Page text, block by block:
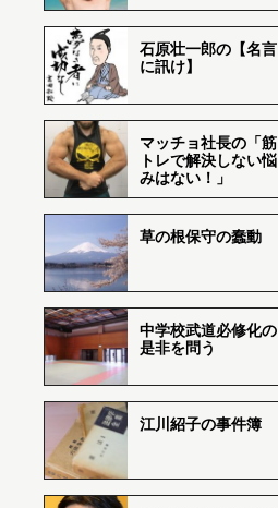
石原壮一郎の【名言
に訊け】
マッチョ社長の「筋
トレで解決しない悩
みはない！」
草の根保守の蠢動
中学校武道必修化の
是非を問う
江川紹子の事件簿